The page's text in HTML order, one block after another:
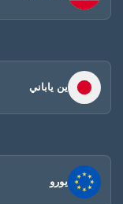
ين ياباني
يورو